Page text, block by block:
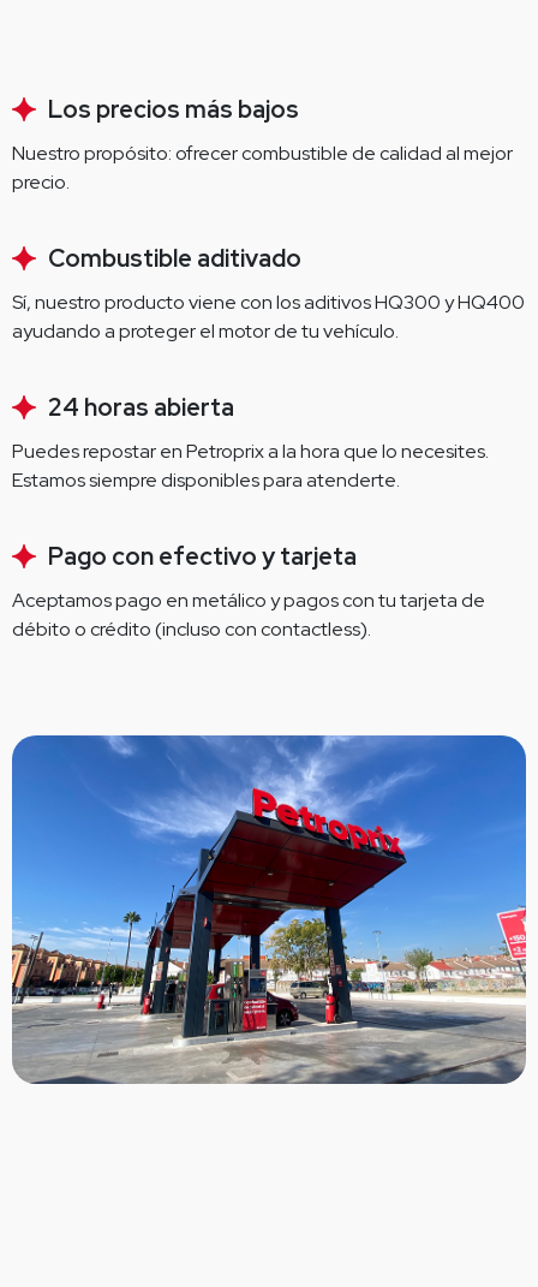
Los precios más bajos
Nuestro propósito: ofrecer combustible de calidad al mejor
precio.
Combustible aditivado
Sí, nuestro producto viene con los aditivos HQ300 y HQ400
ayudando a proteger el motor de tu vehículo.
24 horas abierta
Puedes repostar en Petroprix a la hora que lo necesites.
Estamos siempre disponibles para atenderte.
Pago con efectivo y tarjeta
Aceptamos pago en metálico y pagos con tu tarjeta de
débito o crédito (incluso con contactless).